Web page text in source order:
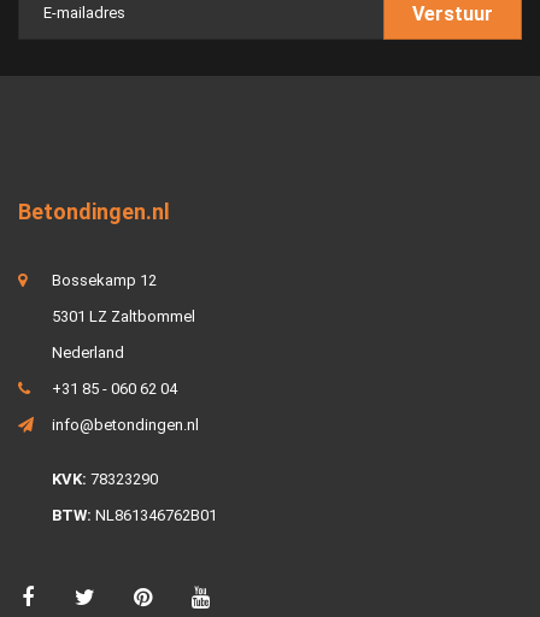
Verstuur
Betondingen.nl
Bossekamp 12
5301 LZ Zaltbommel
Nederland
+31 85 - 060 62 04
info@betondingen.nl
KVK: 78323290
BTW: NL861346762B01